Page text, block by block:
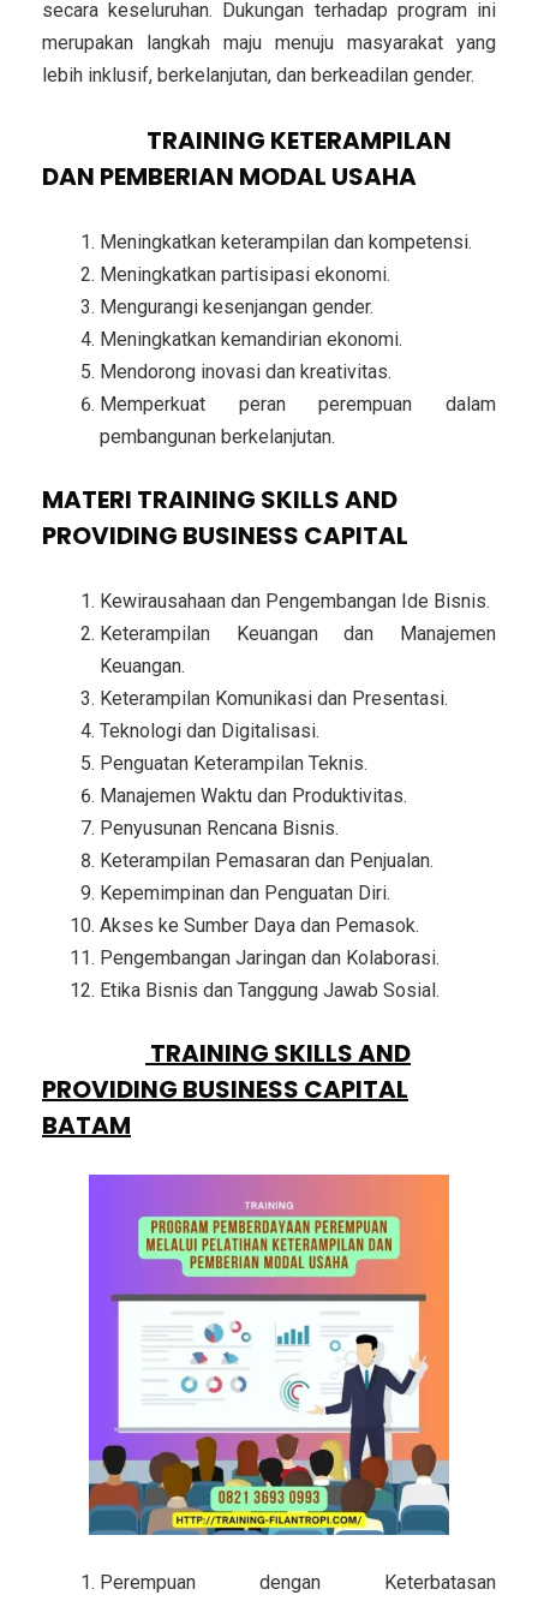
secara keseluruhan. Dukungan terhadap program ini
merupakan langkah maju menuju masyarakat yang
lebih inklusif, berkelanjutan, dan berkeadilan gender.
TRAINING KETERAMPILAN
DAN PEMBERIAN MODAL USAHA
Meningkatkan keterampilan dan kompetensi.
Meningkatkan partisipasi ekonomi.
Mengurangi kesenjangan gender.
Meningkatkan kemandirian ekonomi.
Mendorong inovasi dan kreativitas.
Memperkuat peran perempuan dalam
pembangunan berkelanjutan.
MATERI TRAINING SKILLS AND
PROVIDING BUSINESS CAPITAL
Kewirausahaan dan Pengembangan Ide Bisnis.
Keterampilan Keuangan dan Manajemen
Keuangan.
Keterampilan Komunikasi dan Presentasi.
Teknologi dan Digitalisasi.
Penguatan Keterampilan Teknis.
Manajemen Waktu dan Produktivitas.
Penyusunan Rencana Bisnis.
Keterampilan Pemasaran dan Penjualan.
Kepemimpinan dan Penguatan Diri.
Akses ke Sumber Daya dan Pemasok.
Pengembangan Jaringan dan Kolaborasi.
Etika Bisnis dan Tanggung Jawab Sosial.
TRAINING SKILLS AND
PROVIDING BUSINESS CAPITAL
BATAM
Perempuan dengan Keterbatasan